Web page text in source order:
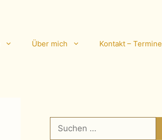
Über mich Kontakt – Termine
Suchen
nach: